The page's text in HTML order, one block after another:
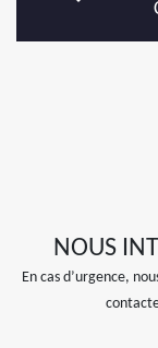
NOUS
En cas d’urgence,